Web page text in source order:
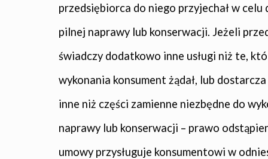
przedsiębiorca do niego przyjechał w celu
pilnej naprawy lub konserwacji. Jeżeli
świadczy dodatkowo inne usługi niż te,
wykonania konsument żądał, lub
inne niż części zamienne niezbędne do
naprawy lub konserwacji – prawo
umowy przysługuje konsumentowi w